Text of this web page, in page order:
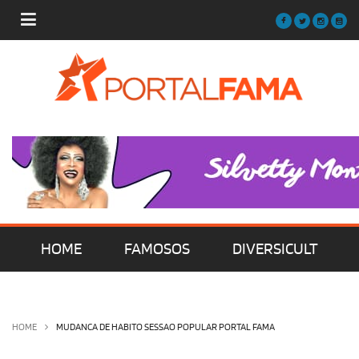
HOME FAMOSOS DIVERSICULT
HOME MUDANCA DE HABITO SESSAO POPULAR PORTAL FAMA